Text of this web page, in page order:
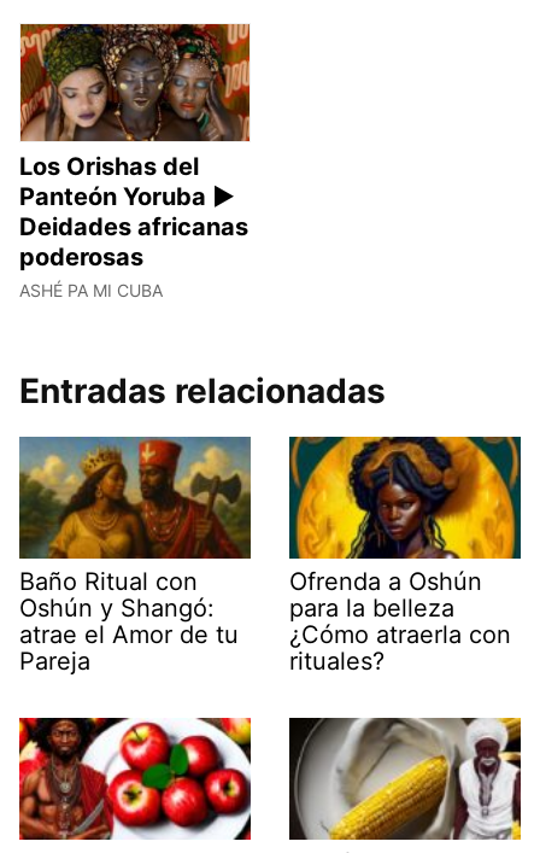
Los Orishas del
Panteón Yoruba ►
Deidades africanas
poderosas
ASHÉ PA MI CUBA
Entradas relacionadas
Baño Ritual con
Oshún y Shangó:
atrae el Amor de tu
Pareja
Ofrenda a Oshún
para la belleza
¿Cómo atraerla con
rituales?